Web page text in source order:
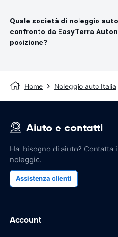
Quale società di noleggio
confronto da EasyTerra
posizione?
Home Noleggio auto Italia
Aiuto e contatti
Hai bisogno di aiuto? Contatta
noleggio.
Assistenza clienti
Account